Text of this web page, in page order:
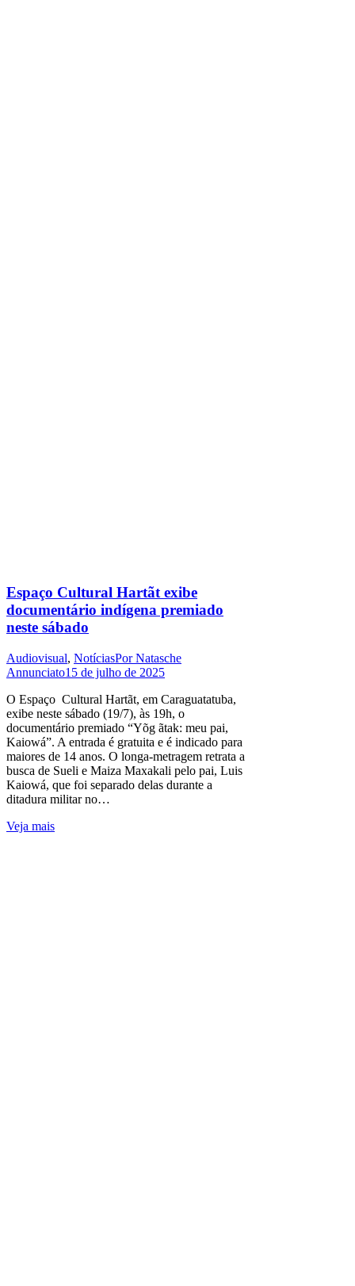
Espaço Cultural Hartãt exibe
documentário indígena premiado
neste sábado
Audiovisual, NotíciasPorNatasche
Annunciato15 de julho de 2025
O Espaço Cultural Hartãt, em Caraguatatuba,
exibe neste sábado (19/7), às 19h, o
documentário premiado “Yõg ãtak: meu pai,
Kaiowá”. A entrada é gratuita e é indicado para
maiores de 14 anos. O longa-metragem retrata a
busca de Sueli e Maiza Maxakali pelo pai, Luis
Kaiowá, que foi separado delas durante a
ditadura militar no…
Veja mais